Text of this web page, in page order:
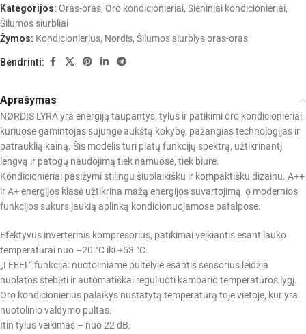
Kategorijos: Oras-oras, Oro kondicionieriai, Sieniniai kondicionieriai,
Šilumos siurbliai
Žymos: Kondicionierius, Nordis, Šilumos siurblys oras-oras
Bendrinti:
Aprašymas
NØRDIS LYRA yra energiją taupantys, tylūs ir patikimi oro kondicionieriai,
kuriuose gamintojas sujungė aukštą kokybę, pažangias technologijas ir
patrauklią kainą. Šis modelis turi platų funkcijų spektrą, užtikrinantį
lengvą ir patogų naudojimą tiek namuose, tiek biure.
Kondicionieriai pasižymi stilingu šiuolaikišku ir kompaktišku dizainu. A++
ir A+ energijos klasė užtikrina mažą energijos suvartojimą, o modernios
funkcijos sukurs jaukią aplinką kondicionuojamose patalpose.
Efektyvus inverterinis kompresorius, patikimai veikiantis esant lauko
temperatūrai nuo –20 °C iki +53 °C.
„I FEEL“ funkcija: nuotoliniame pultelyje esantis sensorius leidžia
nuolatos stebėti ir automatiškai reguliuoti kambario temperatūros lygį.
Oro kondicionierius palaikys nustatytą temperatūrą toje vietoje, kur yra
nuotolinio valdymo pultas.
Itin tylus veikimas – nuo 22 dB.